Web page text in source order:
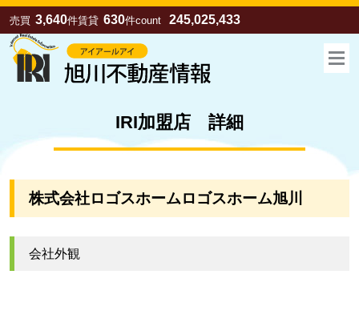
売買 3,640件賃貸 630件count 245,025,433
IRI加盟店 詳細
株式会社ロゴスホームロゴスホーム旭川
会社外観